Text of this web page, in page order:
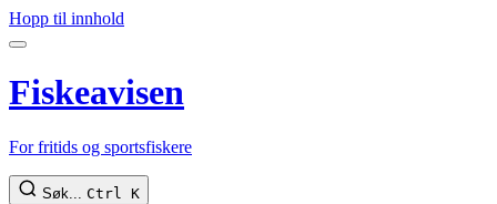
Hopp til innhold
Fiskeavisen
For fritids og sportsfiskere
Søk... Ctrl K